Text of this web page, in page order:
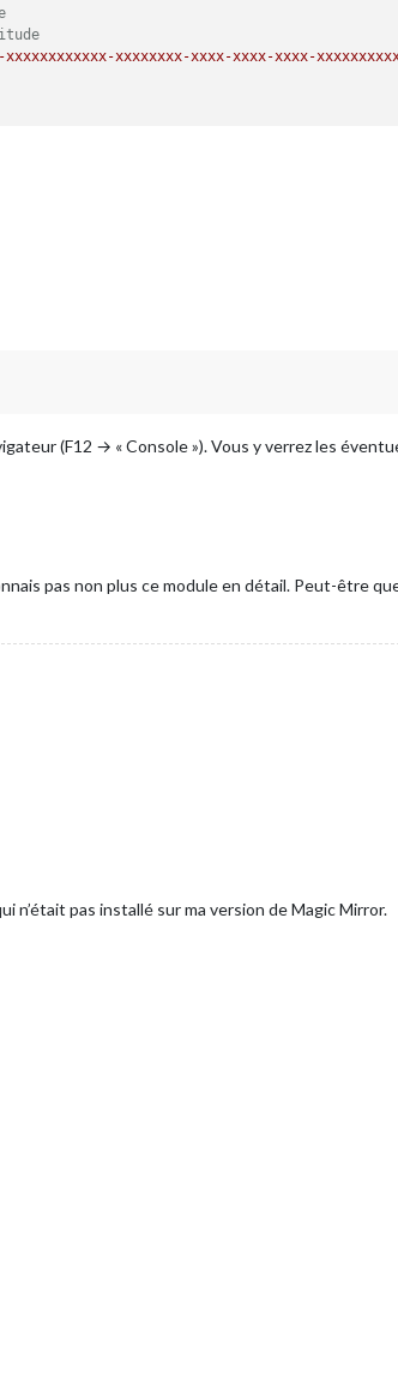
xxxxxxxx-xxxx-xxxx-xxxx-
(F12 → « Console »). Vous y verrez les
pas non plus ce module en détail. Peut-être
n’était pas installé sur ma version de Magic Mirror.